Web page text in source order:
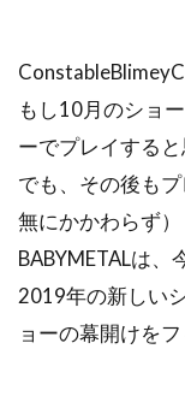
もし10月のショ
ーでプレイすると
でも、その後も
無にかかわらず）
BABYMETALは、
2019年の新しい
ョーの幕開けを